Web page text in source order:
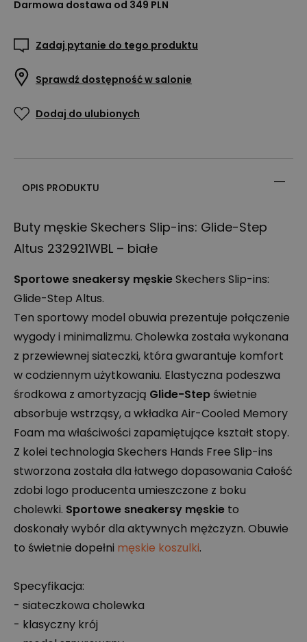
Darmowa dostawa od 349 PLN
Zadaj pytanie do tego produktu
Sprawdź dostępność w salonie
Dodaj do ulubionych
OPIS PRODUKTU
Buty męskie Skechers Slip-ins: Glide-Step
Altus 232921WBL – białe
Sportowe sneakersy męskieSkechers Slip-ins:
Glide-Step Altus.
Ten sportowy model obuwia prezentuje połączenie
wygody i minimalizmu. Cholewka została wykonana
z przewiewnej siateczki, która gwarantuje komfort
w codziennym użytkowaniu. Elastyczna podeszwa
środkowa z amortyzacją Glide-Step świetnie
absorbuje wstrząsy, a wkładka Air-Cooled Memory
Foam ma właściwości zapamiętujące kształt stopy.
Z kolei technologia Skechers Hands Free Slip-ins
stworzona została dla łatwego dopasowania Całość
zdobi logo producenta umieszczone z boku
cholewki. Sportowe sneakersy męskie to
doskonały wybór dla aktywnych mężczyzn. Obuwie
to świetnie dopełni męskie koszulki.
Specyfikacja:
- siateczkowa cholewka
- klasyczny krój